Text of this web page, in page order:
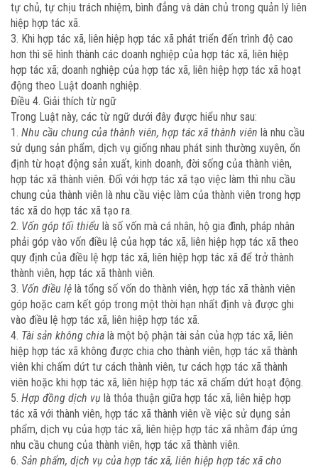
tự chủ, tự chịu trách nhiệm, bình đẳng và dân chủ trong quản lý liên
hiệp hợp tác xã.
3. Khi hợp tác xã, liên hiệp hợp tác xã phát triển đến trình độ cao
hơn thì sẽ hình thành các doanh nghiệp của hợp tác xã, liên hiệp
hợp tác xã; doanh nghiệp của hợp tác xã, liên hiệp hợp tác xã hoạt
động theo Luật doanh nghiệp.
Điều 4. Giải thích từ ngữ
Trong Luật này, các từ ngữ dưới đây được hiểu như sau:
1. Nhu cầu chung của thành viên, hợp tác xã thành viên là nhu cầu
sử dụng sản phẩm, dịch vụ giống nhau phát sinh thường xuyên, ổn
định từ hoạt động sản xuất, kinh doanh, đời sống của thành viên,
hợp tác xã thành viên. Đối với hợp tác xã tạo việc làm thì nhu cầu
chung của thành viên là nhu cầu việc làm của thành viên trong hợp
tác xã do hợp tác xã tạo ra.
2. Vốn góp tối thiểu là số vốn mà cá nhân, hộ gia đình, pháp nhân
phải góp vào vốn điều lệ của hợp tác xã, liên hiệp hợp tác xã theo
quy định của điều lệ hợp tác xã, liên hiệp hợp tác xã để trở thành
thành viên, hợp tác xã thành viên.
3. Vốn điều lệ là tổng số vốn do thành viên, hợp tác xã thành viên
góp hoặc cam kết góp trong một thời hạn nhất định và được ghi
vào điều lệ hợp tác xã, liên hiệp hợp tác xã.
4. Tài sản không chia là một bộ phận tài sản của hợp tác xã, liên
hiệp hợp tác xã không được chia cho thành viên, hợp tác xã thành
viên khi chấm dứt tư cách thành viên, tư cách hợp tác xã thành
viên hoặc khi hợp tác xã, liên hiệp hợp tác xã chấm dứt hoạt động.
5. Hợp đồng dịch vụ là thỏa thuận giữa hợp tác xã, liên hiệp hợp
tác xã với thành viên, hợp tác xã thành viên về việc sử dụng sản
phẩm, dịch vụ của hợp tác xã, liên hiệp hợp tác xã nhằm đáp ứng
nhu cầu chung của thành viên, hợp tác xã thành viên.
6. Sản phẩm, dịch vụ của hợp tác xã, liên hiệp hợp tác xã cho